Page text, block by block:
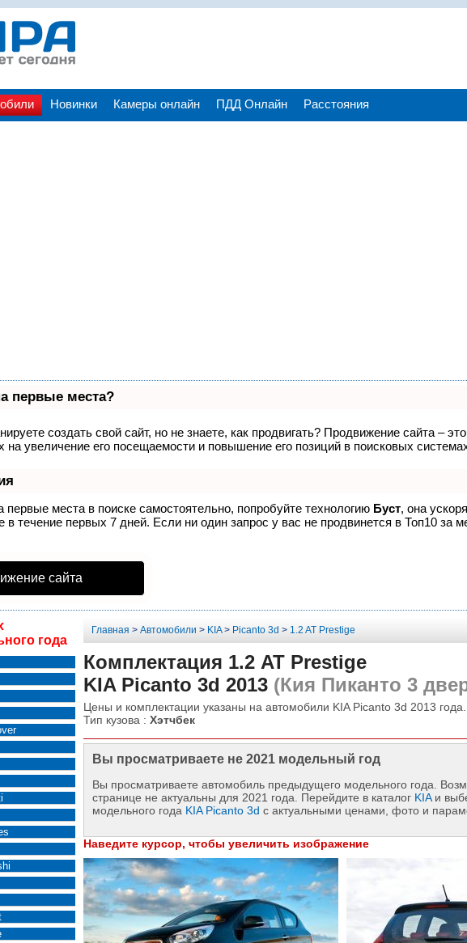
Новинки Камеры онлайн ПДД Онлайн Расстояния
первые места?
создать свой сайт, но не знаете, как продвигать? Продвижение сайта –
на увеличение его посещаемости и повышение его позиций в поисковых
первые места в поиске самостоятельно, попробуйте технологию Буст, она
в течение первых 7 дней. Если ни один запрос у вас не продвинется в Топ10 за
сайта
года
Главная > Автомобили > KIA> Picanto 3d > 1.2 AT Prestige
Комплектация 1.2 AT Prestige
KIA Picanto 3d 2013(Кия Пиканто 3
Цены и комплектации указаны на автомобили KIA Picanto 3d 2013 года.
Тип кузова : Хэтчбек
Вы просматриваете не 2021 модельный год
Вы просматриваете автомобиль предыдущего модельного года.
странице не актуальны для 2021 года. Перейдите в каталог KIAи
модельного года KIA Picanto 3d с актуальными ценами, фото и
Наведите курсор, чтобы увеличить изображение